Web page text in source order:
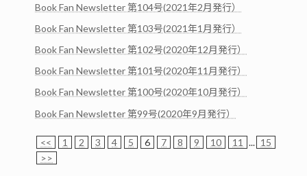
Book Fan Newsletter 第104号(2021年2月発行）
Book Fan Newsletter 第103号(2021年1月発行）
Book Fan Newsletter 第102号(2020年12月発行）
Book Fan Newsletter 第101号(2020年11月発行）
Book Fan Newsletter 第100号(2020年10月発行）
Book Fan Newsletter 第99号(2020年9月発行）
<< 1 2 3 4 5 6 7 8 9 10 11 ... 15
>>